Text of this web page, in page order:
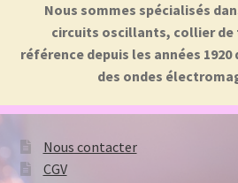
Nous sommes spécialisés
circuits oscillants, collier de
référence depuis les années
des ondes
Nous contacter
CGV